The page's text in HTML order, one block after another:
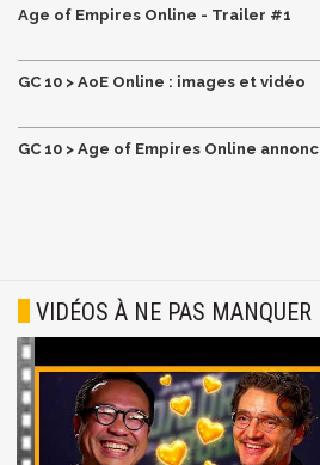
Age of Empires Online - Trailer #1
GC 10 > AoE Online : images et vidéo
GC 10 > Age of Empires Online annonc
VIDÉOS À NE PAS MANQUER